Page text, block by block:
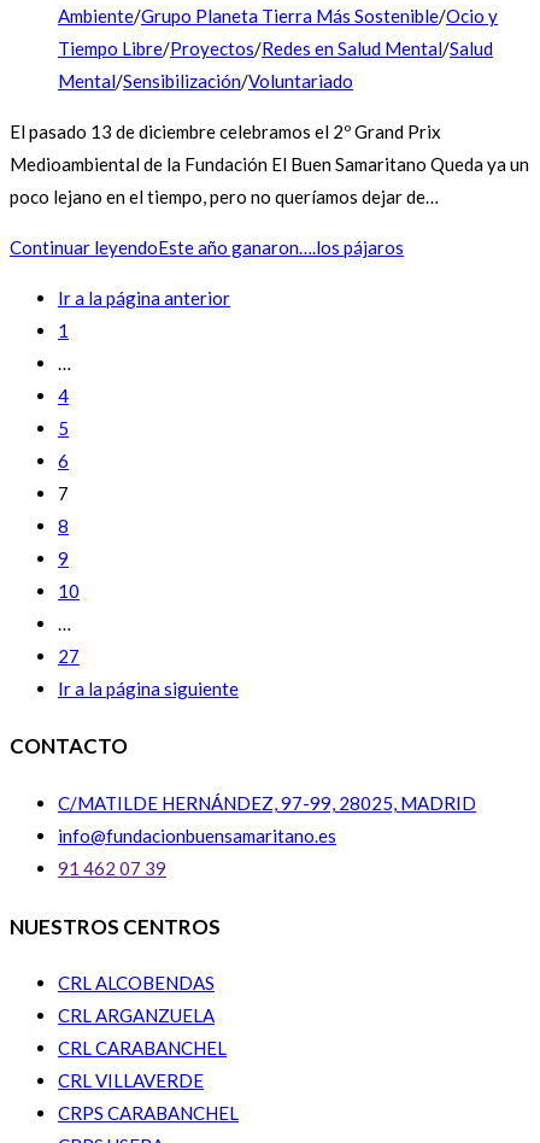
Ambiente/Grupo Planeta Tierra Más Sostenible/Ocio y
Tiempo Libre/Proyectos/Redes en Salud Mental/Salud
Mental/Sensibilización/Voluntariado
El pasado 13 de diciembre celebramos el 2º Grand Prix
Medioambiental de la Fundación El Buen Samaritano Queda ya un
poco lejano en el tiempo, pero no queríamos dejar de…
Continuar leyendoEste año ganaron….los pájaros
Ir a la página anterior
1
…
4
5
6
7
8
9
10
…
27
Ir a la página siguiente
CONTACTO
C/MATILDE HERNÁNDEZ, 97-99, 28025, MADRID
info@fundacionbuensamaritano.es
91 462 07 39
NUESTROS CENTROS
CRL ALCOBENDAS
CRL ARGANZUELA
CRL CARABANCHEL
CRL VILLAVERDE
CRPS CARABANCHEL